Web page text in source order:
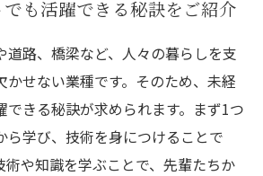
も活躍できる秘訣をご紹介
道路、橋梁など、人々の暮らしを支
かせない業種です。そのため、未経
できる秘訣が求められます。まず1つ
ら学び、技術を身につけることで
術や知識を学ぶことで、先輩たちか